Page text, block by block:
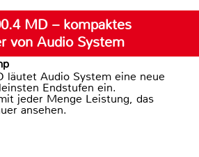
MD – kompaktes
von Audio System
läutet Audio System eine neue
Endstufen ein.
jeder Menge Leistung, das
ansehen.